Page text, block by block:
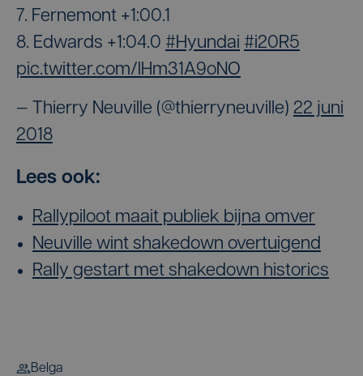
7. Fernemont +1:00.1
8. Edwards +1:04.0 #Hyundai #i20R5
pic.twitter.com/lHm31A9oNO
— Thierry Neuville (@thierryneuville) 22 juni
2018
Lees ook:
Rallypiloot maait publiek bijna omver
Neuville wint shakedown overtuigend
Rally gestart met shakedown historics
Belga